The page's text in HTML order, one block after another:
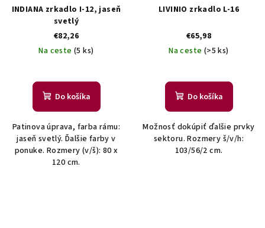
INDIANA zrkadlo I-12, jaseň
svetlý
€82,26
Na ceste(5 ks)
Do košíka
Patinova úprava, farba rámu:
jaseň svetlý. Ďalšie farby v
ponuke. Rozmery (v/š): 80 x
120 cm.
LIVINIO zrkadlo L-16
€65,98
Na ceste (>5 ks)
Do košíka
Možnosť dokúpiť ďalšie prvky
sektoru. Rozmery š/v/h:
103/56/2 cm.